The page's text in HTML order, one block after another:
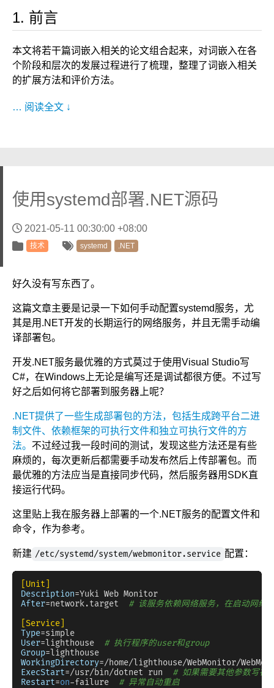
前言
本文将若干篇词嵌入相关的论文组合起来，对词嵌入在各
个阶段和层次的发展过程进行了梳理，整理了词嵌入相关
的扩展方法和评价方法。
… 阅读全文 ↓
使用systemd部署.NET源码
2021-05-11 00:30:00 +08:00
技术 systemd .NET
好久没有写东西了。
这篇文章主要是记录一下如何手动配置systemd服务，尤
其是用.NET开发的长期运行的网络服务，并且无需手动编
译部署包。
开发.NET服务最优雅的方式莫过于使用Visual Studio写
C#，在Windows上无论是编写还是调试都很方便。不过写
好之后如何将它部署到服务器上呢？
.NET提供了一些生成部署包的方法，包括生成跨平台二进
制文件、依赖框架的可执行文件和独立可执行文件的方
法。 不过经过我一段时间的测试，发现这些方法还是有些
麻烦的，每次更新后都需要手动发布然后上传部署包。而
最优雅的方法应当是直接同步代码，然后服务器用SDK直
接运行代码。
这里贴上我在服务器上部署的一个.NET服务的配置文件和
命令，作为参考。
新建 /etc/systemd/system/webmonitor.service 配置：
[Unit]
Description
=Yuki Web Monitor
After=network.target # 该服务依赖网络服务，在启动网络
[Service]
Type
=simple
User=lighthouse # 执行程序的user和group
Group
=lighthouse
WorkingDirectory=/home/lighthouse/WebMonitor/
ExecStart=/usr/bin/dotnet run # 如果需要其他参数写在
Restart=on-failure # 异常自动重启